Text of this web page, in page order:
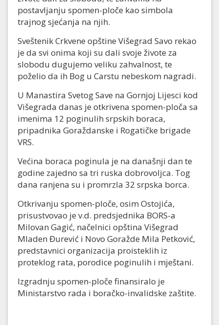
postavljanju spomen-ploče kao simbola
trajnog sjećanja na njih.
Sveštenik Crkvene opštine Višegrad Savo rekao
je da svi onima koji su dali svoje živote za
slobodu dugujemo veliku zahvalnost, te
poželio da ih Bog u Carstu nebeskom nagradi.
U Manastira Svetog Save na Gornjoj Lijesci kod
Višegrada danas je otkrivena spomen-ploča sa
imenima 12 poginulih srpskih boraca,
pripadnika Goraždanske i Rogatičke brigade
VRS.
Većina boraca poginula je na današnji dan te
godine zajedno sa tri ruska dobrovoljca. Tog
dana ranjena su i promrzla 32 srpska borca.
Otkrivanju spomen-ploče, osim Ostojića,
prisustvovao je v.d. predsjednika BORS-a
Milovan Gagić, načelnici opština Višegrad
Mladen Đurević i Novo Goražde Mila Petković,
predstavnici organizacija proisteklih iz
proteklog rata, porodice poginulih i mještani.
Izgradnju spomen-ploče finansiralo je
Ministarstvo rada i boračko-invalidske zaštite.